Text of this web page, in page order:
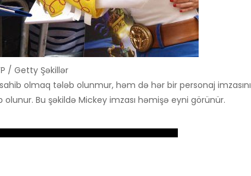
/ Getty Şəkillər
olmaq tələb olunmur, həm də hər bir personaj imzasını
Bu şəkildə Mickey imzası həmişə eyni görünür.